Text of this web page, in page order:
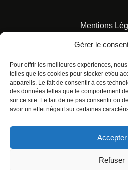
Gérer le
Pour offrir les meilleures expériences,
telles que les cookies pour stocker et/ou
appareils. Le fait de consentir à ces
des données telles que le comportement
sur ce site. Le fait de ne pas consentir ou
avoir un effet négatif sur certaines
Accepter
Refuser
Mentions
Charte pour la protection des
© ALL RIGHTS RESERVED.